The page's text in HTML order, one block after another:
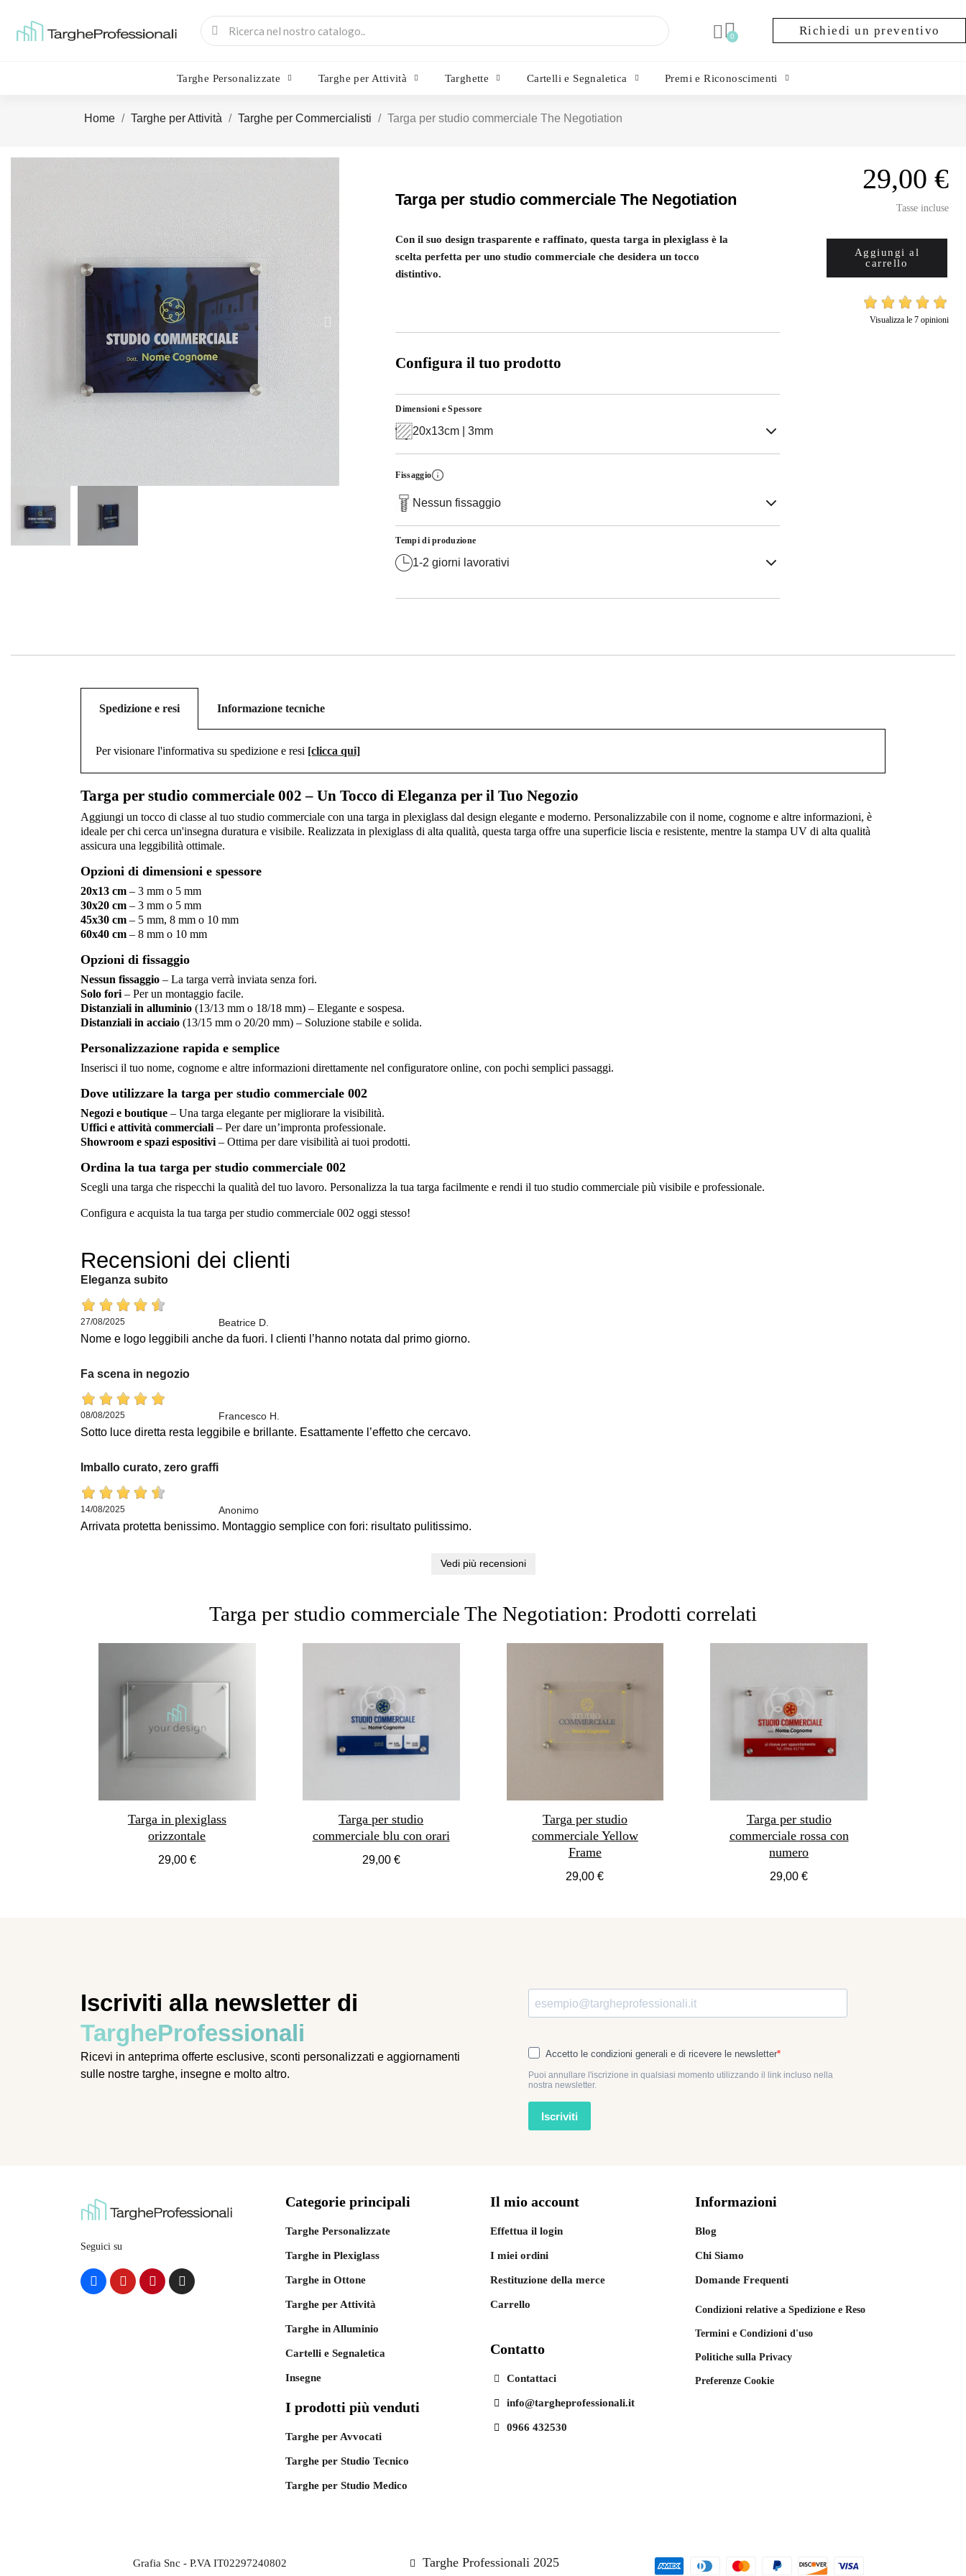
Richiedi un preventivo
Targhe Personalizzate Targhe per Attività Targhette Cartelli e Segnaletica Premi e Riconoscimenti
Home Targhe per Attività Targhe per Commercialisti Targa per studio commerciale The Negotiation
Targa per studio commerciale The Negotiation
Con il suo design trasparente e raffinato, questa targa in plexiglass è la
scelta perfetta per uno studio commerciale che desidera un tocco
distintivo.
Configura il tuo prodotto
Dimensioni e Spessore
20x13cm | 3mm
Fissaggio
Nessun fissaggio
Tempi di produzione
1-2 giorni lavorativi
29,00 €
Tasse incluse
Aggiungi al
carrello
Visualizza le 7 opinioni
Spedizione e resi Informazione tecniche
Per visionare l'informativa su spedizione e resi [clicca qui]
Targa per studio commerciale 002 – Un Tocco di Eleganza per il Tuo Negozio
Aggiungi un tocco di classe al tuo studio commerciale con una targa in plexiglass dal design elegante e moderno. Personalizzabile con il nome, cognome e altre informazioni, è
ideale per chi cerca un'insegna duratura e visibile. Realizzata in plexiglass di alta qualità, questa targa offre una superficie liscia e resistente, mentre la stampa UV di alta qualità
assicura una leggibilità ottimale.
Opzioni di dimensioni e spessore
20x13 cm – 3 mm o 5 mm
30x20 cm – 3 mm o 5 mm
45x30 cm – 5 mm, 8 mm o 10 mm
60x40 cm – 8 mm o 10 mm
Opzioni di fissaggio
Nessun fissaggio – La targa verrà inviata senza fori.
Solo fori – Per un montaggio facile.
Distanziali in alluminio (13/13 mm o 18/18 mm) – Elegante e sospesa.
Distanziali in acciaio (13/15 mm o 20/20 mm) – Soluzione stabile e solida.
Personalizzazione rapida e semplice
Inserisci il tuo nome, cognome e altre informazioni direttamente nel configuratore online, con pochi semplici passaggi.
Dove utilizzare la targa per studio commerciale 002
Negozi e boutique – Una targa elegante per migliorare la visibilità.
Uffici e attività commerciali – Per dare un’impronta professionale.
Showroom e spazi espositivi – Ottima per dare visibilità ai tuoi prodotti.
Ordina la tua targa per studio commerciale 002
Scegli una targa che rispecchi la qualità del tuo lavoro. Personalizza la tua targa facilmente e rendi il tuo studio commerciale più visibile e professionale.
Configura e acquista la tua targa per studio commerciale 002 oggi stesso!
Recensioni dei clienti
Eleganza subito
27/08/2025 Beatrice D.
Nome e logo leggibili anche da fuori. I clienti l’hanno notata dal primo giorno.
Fa scena in negozio
08/08/2025 Francesco H.
Sotto luce diretta resta leggibile e brillante. Esattamente l’effetto che cercavo.
Imballo curato, zero graffi
14/08/2025 Anonimo
Arrivata protetta benissimo. Montaggio semplice con fori: risultato pulitissimo.
Vedi più recensioni
Targa per studio commerciale The Negotiation: Prodotti correlati
Targa in plexiglass
orizzontale
29,00 €
Targa per studio
commerciale blu con orari
29,00 €
Targa per studio
commerciale Yellow
Frame
29,00 €
Targa per studio
commerciale rossa con
numero
29,00 €
Iscriviti alla newsletter di
TargheProfessionali
Ricevi in anteprima offerte esclusive, sconti personalizzati e aggiornamenti
sulle nostre targhe, insegne e molto altro.
Seguici su
Categorie principali
Targhe Personalizzate
Targhe in Plexiglass
Targhe in Ottone
Targhe per Attività
Targhe in Alluminio
Cartelli e Segnaletica
Insegne
I prodotti più venduti
Targhe per Avvocati
Targhe per Studio Tecnico
Targhe per Studio Medico
Il mio account
Effettua il login
I miei ordini
Restituzione della merce
Carrello
Contatto
Contattaci
info@targheprofessionali.it
0966 432530
Informazioni
Blog
Chi Siamo
Domande Frequenti
Condizioni relative a Spedizione e Reso
Termini e Condizioni d'uso
Politiche sulla Privacy
Preferenze Cookie
Grafia Snc - P.VA IT02297240802 Targhe Professionali 2025